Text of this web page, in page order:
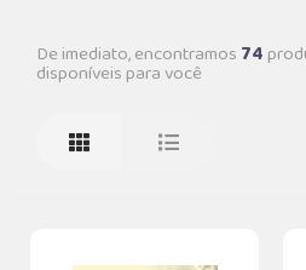
De imediato, encontramos 74
disponíveis para você